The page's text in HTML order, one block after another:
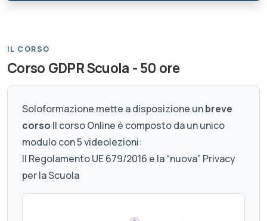
IL CORSO
Corso GDPR Scuola - 50 ore
Soloformazione mette a disposizione unbreve
corso Il corso Online è composto da un unico
modulo con 5 videolezioni:
Il Regolamento UE 679/2016 e la “nuova” Privacy
per la Scuola